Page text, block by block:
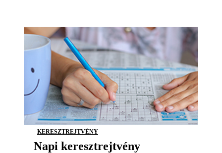
KERESZTREJTVÉNY
Napi keresztrejtvény